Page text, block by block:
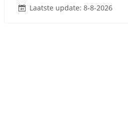
Laatste update: 8-8-2026